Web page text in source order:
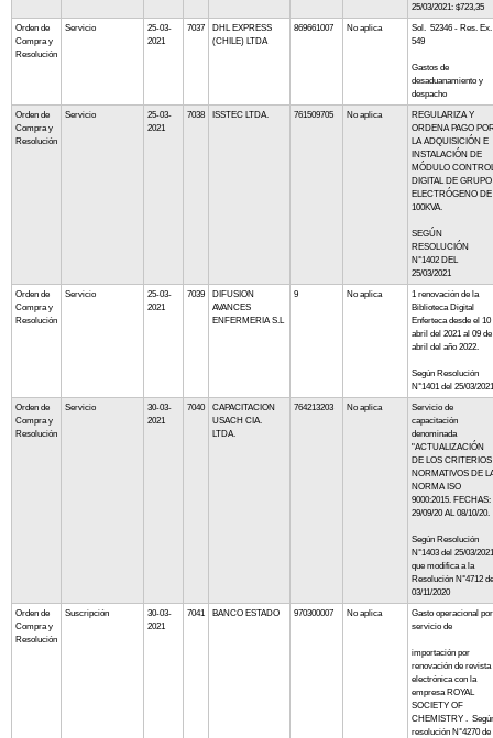
25/03/2021: $723,35
Orden de
Compra y
Resolución
Servicio
25-03-
2021
7037
DHL EXPRESS
(CHILE) LTDA
869661007 No aplica
Sol. 52346 - Res. Ex.
549
Gastos de
desaduanamiento y
despacho
Orden de
Compra y
Resolución
Servicio
25-03-
2021
7038 ISSTEC LTDA. 761509705 No aplica
REGULARIZA Y
ORDENA PAGO
LA ADQUISICIÓN E
INSTALACIÓN DE
MÓDULO
DIGITAL DE GRUPO
ELECTRÓGENO DE
100KVA.
SEGÚN
RESOLUCIÓN
N°1402 DEL
25/03/2021
Orden de
Compra y
Resolución
Servicio
25-03-
2021
7039
DIFUSION
AVANCES
ENFERMERIA S.L
9 No aplica
1 renovación de la
Biblioteca Digital
Enferteca desde el 10
abril del 2021 al 09 de
abril del año 2022.
Según Resolución
N°1401 del 25/03/2021
Orden de
Compra y
Resolución
Servicio
30-03-
2021
7040
CAPACITACION
USACH CIA.
LTDA.
764213203 No aplica
Servicio de
capacitación
denominada
"ACTUALIZACIÓN
DE LOS CRITERIOS
NORMATIVOS DE
NORMA ISO
9000:2015. FECHAS:
29/09/20 AL 08/10/20.
Según Resolución
N°1403 del 25/03/2021
que modifica a la
Resolución N°4712
03/11/2020
Orden de
Compra y
Resolución
Suscripción
30-03-
2021
7041 BANCO ESTADO 970300007 No aplica
Gasto operacional por
servicio de
importación por
renovación de revista
electrónica con la
empresa ROYAL
SOCIETY OF
CHEMISTRY .
resolución N°4270 de